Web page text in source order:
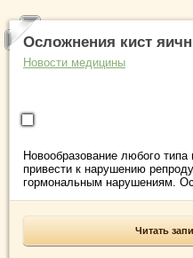
Осложнения кист
Новости медицины
Новообразование любого
привести к нарушению
гормональным нарушениям.
Читать